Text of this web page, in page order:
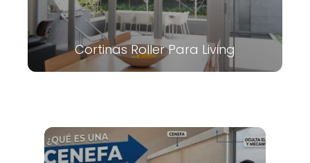
Cortinas Roller Para Living